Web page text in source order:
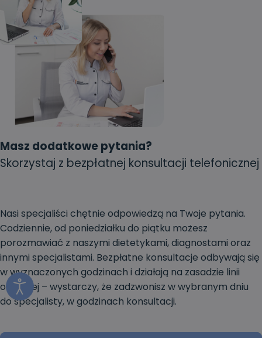
Masz dodatkowe pytania?
Skorzystaj z bezpłatnej konsultacji telefonicznej
Nasi specjaliści chętnie odpowiedzą na Twoje pytania.
Codziennie, od poniedziałku do piątku możesz
porozmawiać z naszymi dietetykami, diagnostami oraz
innymi specjalistami. Bezpłatne konsultacje odbywają się
w wyznaczonych godzinach i działają na zasadzie linii
otwartej – wystarczy, że zadzwonisz w wybranym dniu
do specjalisty, w godzinach konsultacji.